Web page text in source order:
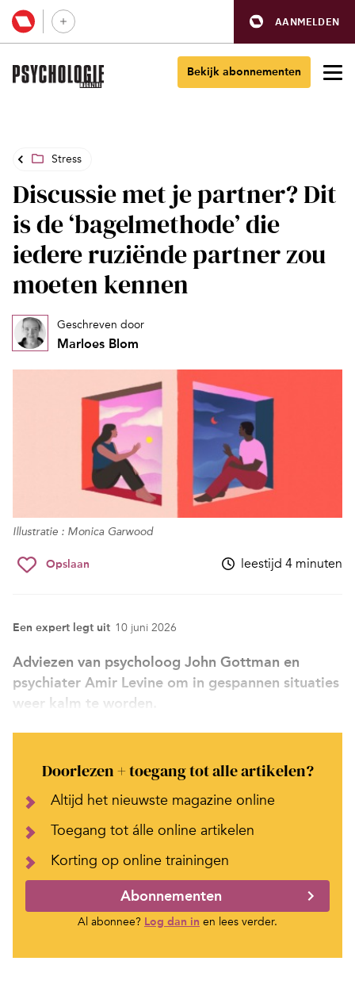
AANMELDEN
Bekijk abonnementen
Stress
Discussie met je partner? Dit
is de ‘bagelmethode’ die
iedere ruziënde partner zou
moeten kennen
Geschreven door
Marloes Blom
Illustratie : Monica Garwood
Opslaan leestijd 4 minuten
Een expert legt uit 10 juni 2026
Adviezen van psycholoog John Gottman en
psychiater Amir Levine om in gespannen situaties
weer kalm te worden.
Doorlezen + toegang tot alle artikelen?
Altijd het nieuwste magazine online
Toegang tot álle online artikelen
Korting op online trainingen
Abonnementen
Al abonnee? Log dan in en lees verder.